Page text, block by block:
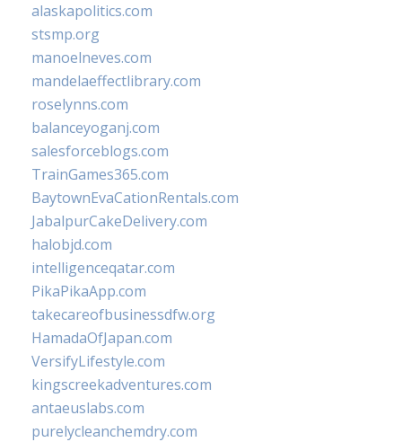
alaskapolitics.com
stsmp.org
manoelneves.com
mandelaeffectlibrary.com
roselynns.com
balanceyoganj.com
salesforceblogs.com
TrainGames365.com
BaytownEvaCationRentals.com
JabalpurCakeDelivery.com
halobjd.com
intelligenceqatar.com
PikaPikaApp.com
takecareofbusinessdfw.org
HamadaOfJapan.com
VersifyLifestyle.com
kingscreekadventures.com
antaeuslabs.com
purelycleanchemdry.com